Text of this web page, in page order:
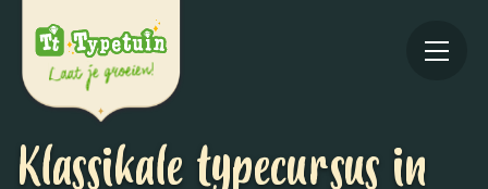
Klassikale typecursus in